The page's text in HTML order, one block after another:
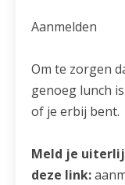
Aanmelden
Om te zorgen
genoeg lunch
of je erbij bent.
Meld je
deze link: